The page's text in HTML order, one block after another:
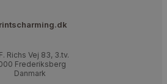
Richs Vej 83, 3.tv.
Frederiksberg
Danmark